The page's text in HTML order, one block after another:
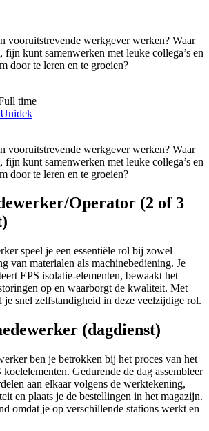
vooruitstrevende werkgever werken? Waar
fijn kunt samenwerken met leuke collega’s en
door te leren en te groeien?
time
vooruitstrevende werkgever werken? Waar
fijn kunt samenwerken met leuke collega’s en
door te leren en te groeien?
Operator (2 of 3
speel je een essentiële rol bij zowel
van materialen als machinebediening. Je
EPS isolatie-elementen, bewaakt het
op en waarborgt de kwaliteit. Met
snel zelfstandigheid in deze veelzijdige rol.
(dagdienst)
ben je betrokken bij het proces van het
Gedurende de dag assembleer
aan elkaar volgens de werktekening,
en plaats je de bestellingen in het magazijn.
omdat je op verschillende stations werkt en